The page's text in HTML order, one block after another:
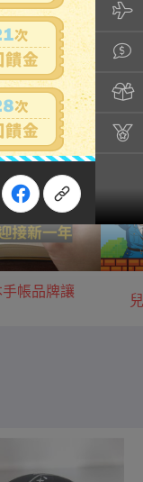
機車用品
帳品牌讓